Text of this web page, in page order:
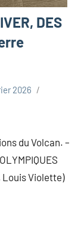
DES
2026
du Volcan. –
Louis Violette)